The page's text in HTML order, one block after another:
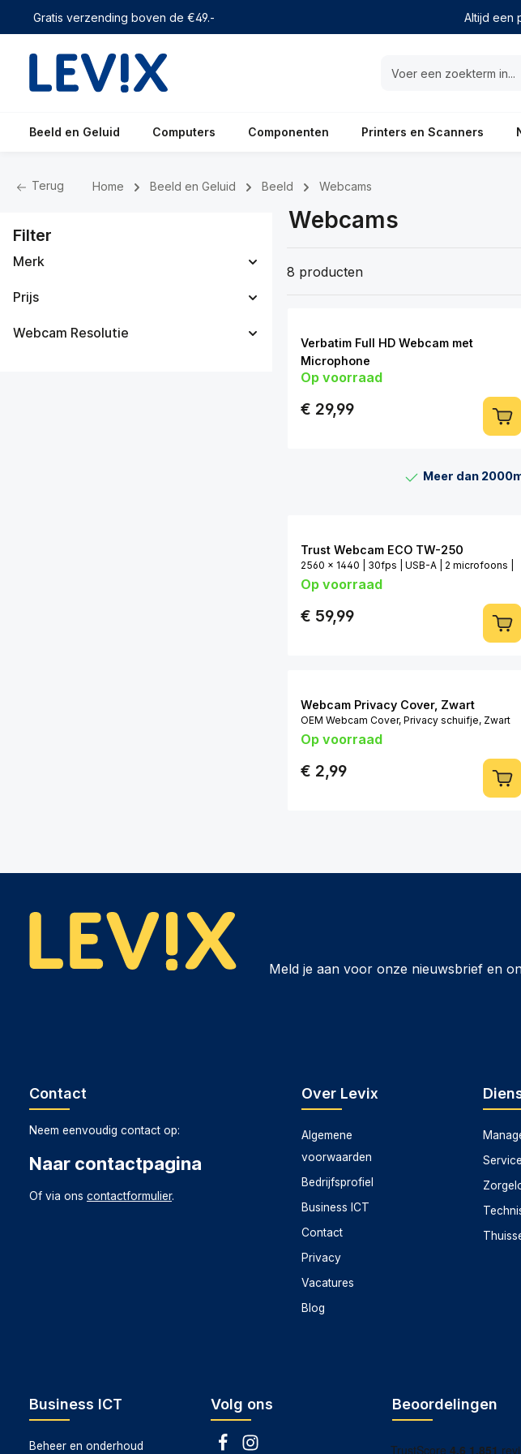
Ga naar de hoofdnavigatie
Gratis verzending boven de €49.- Altijd een
Beeld en Geluid Computers Componenten Printers en Scanners
Terug Home Beeld en Geluid Beeld Webcams
Filter
Merk
Prijs
Webcam Resolutie
Webcams
8 producten
Verbatim Full HD Webcam met
Microphone
2560 x 1440 | 30fps | USB 2.0 | Microfoon |
Op voorraad
€ 29,99
Meer dan
Trust Webcam ECO TW-250
2560 x 1440 | 30fps | USB-A | 2 microfoons |
Privacyklepje
Op voorraad
€ 59,99
Webcam Privacy Cover, Zwart
OEM Webcam Cover, Privacy schuifje, Zwart
Op voorraad
€ 2,99
Meld je aan voor onze nieuwsbrief en
Volg ons
Contact
Neem eenvoudig contact op:
Naar contactpagina
Of via ons contactformulier.
Over Levix
Algemene
voorwaarden
Bedrijfsprofiel
Business ICT
Contact
Privacy
Vacatures
Blog
Business ICT
Beheer en onderhoud
Beoordelingen